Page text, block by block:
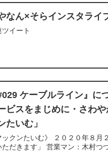
なん×そらインスタラ
ツイート
#029 ケーブルライン』
ビスをまじめに・さわ
たいむ」
ックンたいむ》 ２０２０年８
ただきます」 営業マン：木村つ